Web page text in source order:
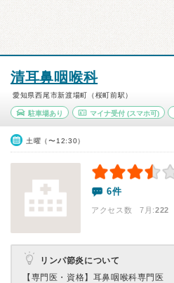
清耳鼻咽喉科
愛知県西尾市新渡場町（桜町前駅）
駐車場あり マイナ受付(スマホ可)
土曜（〜12:30）
6件
アクセス数 7月:222
リンパ節炎について
【専門医・資格】 耳鼻咽喉科専門医